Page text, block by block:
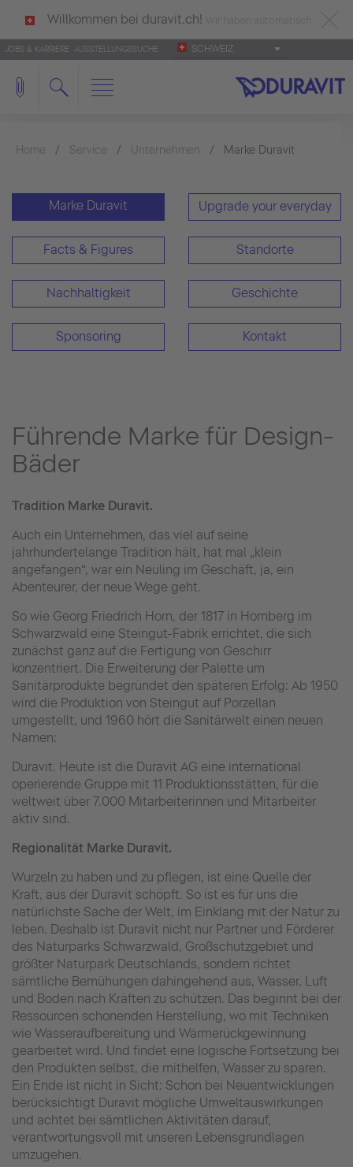
Willkommen bei duravit.ch!
deutsch als Ihre Sprache erkannt.
Français Italiano
JOBS & KARRIERE AUSSTELLUNGSSUCHE SCHWEIZ
Home Service Unternehmen Marke Duravit
Marke Duravit Upgrade your everyday
Facts & Figures Standorte
Nachhaltigkeit Geschichte
Sponsoring Kontakt
Führende Marke für Design-
Bäder
Tradition Marke Duravit.
Auch ein Unternehmen, das viel auf seine
jahrhundertelange Tradition hält, hat mal „klein
angefangen“, war ein Neuling im Geschäft, ja, ein
Abenteurer, der neue Wege geht.
So wie Georg Friedrich Horn, der 1817 in Hornberg im
Schwarzwald eine Steingut-Fabrik errichtet, die sich
zunächst ganz auf die Fertigung von Geschirr
konzentriert. Die Erweiterung der Palette um
Sanitärprodukte begründet den späteren Erfolg: Ab 1950
wird die Produktion von Steingut auf Porzellan
umgestellt, und 1960 hört die Sanitärwelt einen neuen
Namen:
Duravit. Heute ist die Duravit AG eine international
operierende Gruppe mit 11 Produktionsstätten, für die
weltweit über 7.000 Mitarbeiterinnen und Mitarbeiter
aktiv sind.
Regionalität Marke Duravit.
Wurzeln zu haben und zu pflegen, ist eine Quelle der
Kraft, aus der Duravit schöpft. So ist es für uns die
natürlichste Sache der Welt, im Einklang mit der Natur zu
leben. Deshalb ist Duravit nicht nur Partner und Förderer
des Naturparks Schwarzwald, Großschutzgebiet und
größter Naturpark Deutschlands, sondern richtet
sämtliche Bemühungen dahingehend aus, Wasser, Luft
und Boden nach Kräften zu schützen. Das beginnt bei der
Ressourcen schonenden Herstellung, wo mit Techniken
wie Wasseraufbereitung und Wärmerückgewinnung
gearbeitet wird. Und findet eine logische Fortsetzung bei
den Produkten selbst, die mithelfen, Wasser zu sparen.
Ein Ende ist nicht in Sicht: Schon bei Neuentwicklungen
berücksichtigt Duravit mögliche Umweltauswirkungen
und achtet bei sämtlichen Aktivitäten darauf,
verantwortungsvoll mit unseren Lebensgrundlagen
umzugehen.